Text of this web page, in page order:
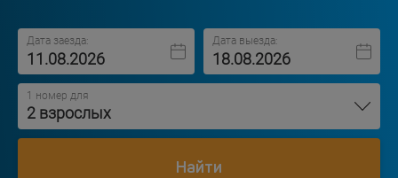
Дата заезда: Дата выезда:
1 номер для
2 взрослых
Найти